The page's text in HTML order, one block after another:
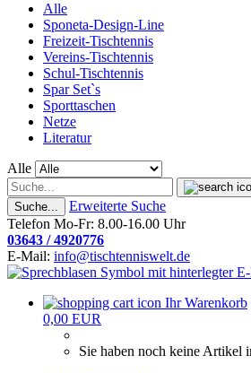
Alle
Sponeta-Design-Line
Freizeit-Tischtennis
Vereins-Tischtennis
Schul-Tischtennis
Spar Set`s
Sporttaschen
Netze
Literatur
Alle
Suche...
Erweiterte Suche
Telefon Mo-Fr: 8.00-16.00 Uhr
03643 / 4920776
E-Mail: info@tischtenniswelt.de
Ihr Warenkorb
0,00 EUR
Sie haben noch keine Artikel